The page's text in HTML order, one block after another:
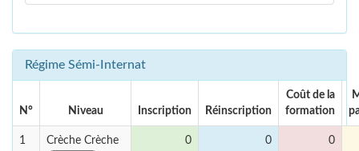
Régime Sémi-Internat
N° Niveau Inscription Réinscription
Coût de la
formation
1 Crèche Crèche 0 0 0